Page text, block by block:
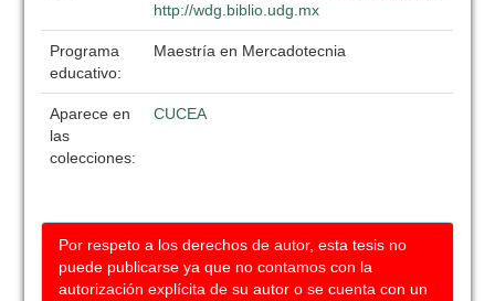
http://wdg.biblio.udg.mx
Programa
educativo:
Maestría en Mercadotecnia
Aparece en
las
colecciones:
CUCEA
Por respeto a los derechos de autor, esta tesis no
puede publicarse ya que no contamos con la
autorización explícita de su autor o se cuenta con un